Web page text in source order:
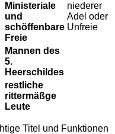
Ministeriale
und
schöffenbare
Freie
niederer
Adel oder
Unfreie
Mannen des
5.
Heerschildes
restliche
rittermäßge
Leute
Titel und Funktionen